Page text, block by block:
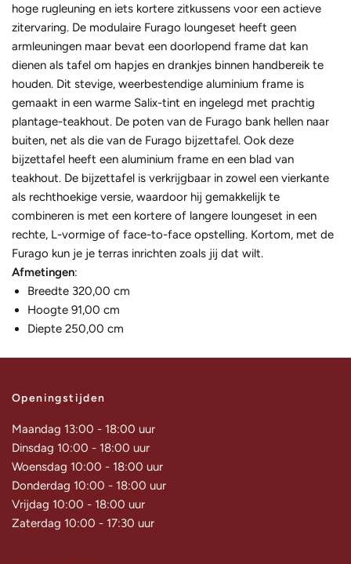
hoge rugleuning en iets kortere zitkussens voor een actieve
zitervaring. De modulaire Furago loungeset heeft geen
armleuningen maar bevat een doorlopend frame dat kan
dienen als tafel om hapjes en drankjes binnen handbereik te
houden. Dit stevige, weerbestendige aluminium frame is
gemaakt in een warme Salix-tint en ingelegd met prachtig
plantage-teakhout. De poten van de Furago bank hellen naar
buiten, net als die van de Furago bijzettafel. Ook deze
bijzettafel heeft een aluminium frame en een blad van
teakhout. De bijzettafel is verkrijgbaar in zowel een vierkante
als rechthoekige versie, waardoor hij gemakkelijk te
combineren is met een kortere of langere loungeset in een
rechte, L-vormige of face-to-face opstelling. Kortom, met de
Furago kun je je terras inrichten zoals jij dat wilt.
Afmetingen:
Breedte 320,00 cm
Hoogte 91,00 cm
Diepte 250,00 cm
Openingstijden
Maandag 13:00 - 18:00 uur
Dinsdag 10:00 - 18:00 uur
Woensdag 10:00 - 18:00 uur
Donderdag 10:00 - 18:00 uur
Vrijdag 10:00 - 18:00 uur
Zaterdag 10:00 - 17:30 uur